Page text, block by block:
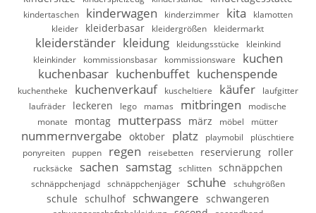
kindertaschen kinderwagen kinderzimmer kita
klamotten
kleider
kleiderbasar kleidergrößen kleidermarkt
kleiderständer kleidung kleidungsstücke
kleinkind
kleinkinder
kommissionsbasar kommissionsware
kuchen
kuchenbasar kuchenbuffet kuchenspende
kuchentheke kuchenverkauf kuscheltiere käufer
laufgitter
laufräder
leckeren lego mamas mitbringen
modische
monate
montag mutterpass märz möbel mütter
nummernvergabe oktober platz playmobil
plüschtiere
ponyreiten
puppen regen reisebetten reservierung roller
rucksäcke sachen samstag schlitten schnäppchen
schnäppchenjagd schnäppchenjäger schuhe schuhgrößen
schule schulhof schwangere schwangeren